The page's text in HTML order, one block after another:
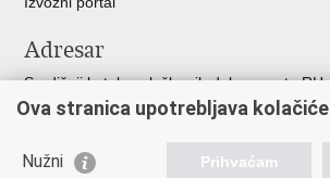
Adresar
Središnji katalog službenih dokumenata RH
Adresar tijela javne vlasti
Popis dužnosnika u RH
Ova stranica upotrebljava kolačiće
Nužni Prihvaćam